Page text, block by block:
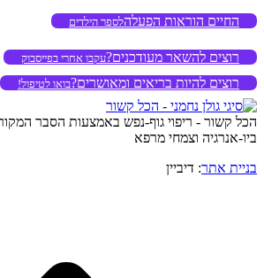
החיים הוראות הפעלהלספר הילדים
רוצים להשאר מעודכנים?עקבו אחרי בפייסבוק
רוצים להיות בריאים ומאושרים?בואו לטיפול!
הכל קשור - ריפוי גוף-נפש באמצעות הסבר
ביו-אנרגיה וצמחי מרפא
בניית אתר: דיביין